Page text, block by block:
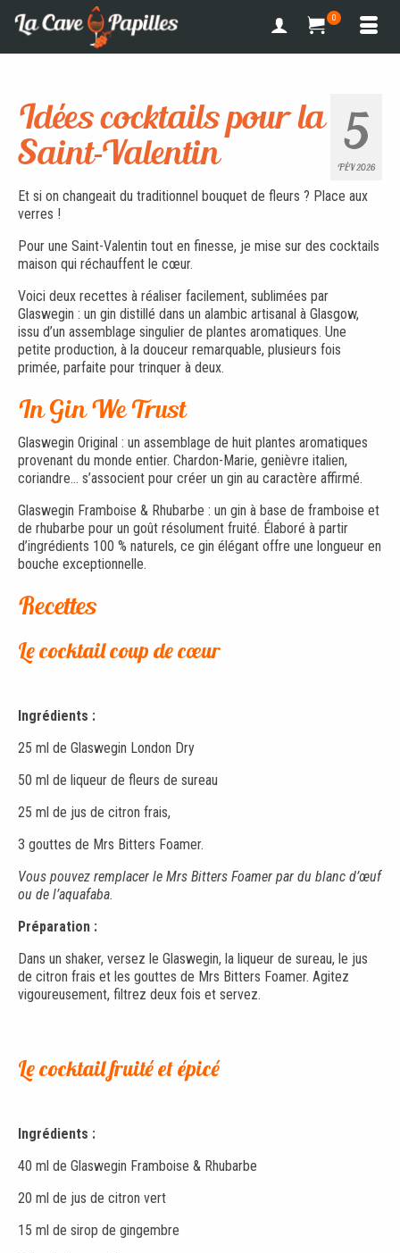
0
5
FÉV 2026
Idées cocktails pour la
Saint-Valentin
Et si on changeait du traditionnel bouquet de fleurs ? Place aux
verres !
Pour une Saint-Valentin tout en finesse, je mise sur des cocktails
maison qui réchauffent le cœur.
Voici deux recettes à réaliser facilement, sublimées par
Glaswegin : un gin distillé dans un alambic artisanal à Glasgow,
issu d’un assemblage singulier de plantes aromatiques. Une
petite production, à la douceur remarquable, plusieurs fois
primée, parfaite pour trinquer à deux.
In Gin We Trust
Glaswegin Original : un assemblage de huit plantes aromatiques
provenant du monde entier. Chardon-Marie, genièvre italien,
coriandre… s’associent pour créer un gin au caractère affirmé.
Glaswegin Framboise & Rhubarbe : un gin à base de framboise et
de rhubarbe pour un goût résolument fruité. Élaboré à partir
d’ingrédients 100 % naturels, ce gin élégant offre une longueur en
bouche exceptionnelle.
Recettes
Le cocktail coup de cœur
Ingrédients :
25 ml de Glaswegin London Dry
50 ml de liqueur de fleurs de sureau
25 ml de jus de citron frais,
3 gouttes de Mrs Bitters Foamer.
Vous pouvez remplacer le Mrs Bitters Foamer par du blanc d’œuf
ou de l’aquafaba.
Préparation :
Dans un shaker, versez le Glaswegin, la liqueur de sureau, le jus
de citron frais et les gouttes de Mrs Bitters Foamer. Agitez
vigoureusement, filtrez deux fois et servez.
Le cocktail fruité et épicé
Ingrédients :
40 ml de Glaswegin Framboise & Rhubarbe
20 ml de jus de citron vert
15 ml de sirop de gingembre